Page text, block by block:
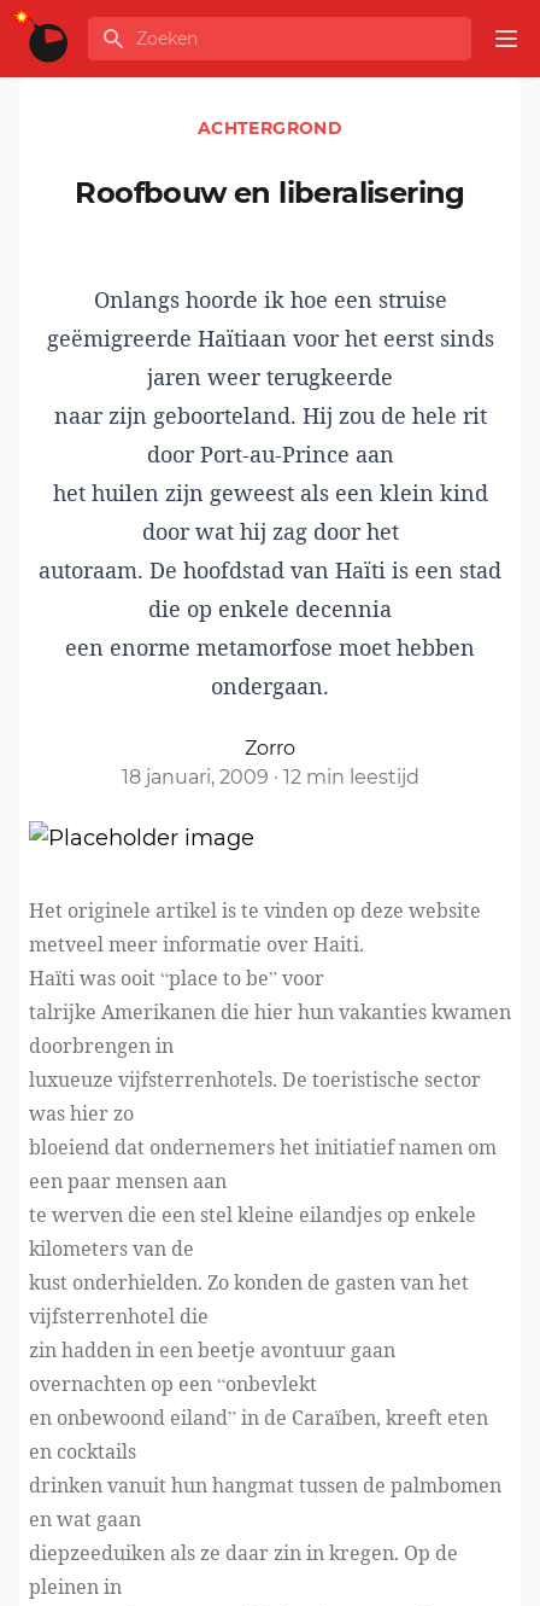
Ga naar de inhoud
GLOBALINFO
Zoeken
ACHTERGROND
Roofbouw en liberalisering
Onlangs hoorde ik hoe een struise
geëmigreerde Haïtiaan voor het eerst sinds
jaren weer terugkeerde
naar zijn geboorteland. Hij zou de hele rit
door Port-au-Prince aan
het huilen zijn geweest als een klein kind
door wat hij zag door het
autoraam. De hoofdstad van Haïti is een stad
die op enkele decennia
een enorme metamorfose moet hebben
ondergaan.
Zorro
18 januari, 2009 · 12 min leestijd
Het originele artikel is te vinden op deze website
metveel meer informatie over Haiti.
Haïti was ooit “place to be” voor
talrijke Amerikanen die hier hun vakanties kwamen
doorbrengen in
luxueuze vijfsterrenhotels. De toeristische sector
was hier zo
bloeiend dat ondernemers het initiatief namen om
een paar mensen aan
te werven die een stel kleine eilandjes op enkele
kilometers van de
kust onderhielden. Zo konden de gasten van het
vijfsterrenhotel die
zin hadden in een beetje avontuur gaan
overnachten op een “onbevlekt
en onbewoond eiland” in de Caraïben, kreeft eten
en cocktails
drinken vanuit hun hangmat tussen de palmbomen
en wat gaan
diepzeeduiken als ze daar zin in kregen. Op de
pleinen in